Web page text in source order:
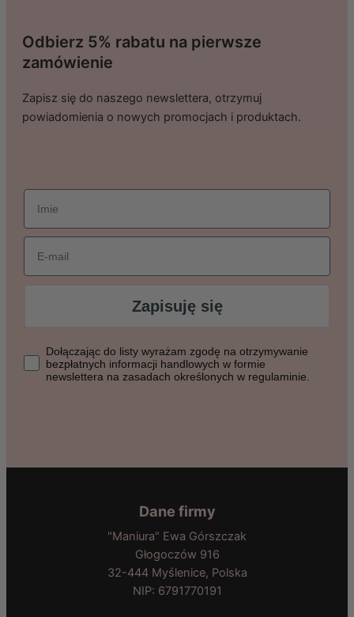
Odbierz 5% rabatu na pierwsze
zamówienie
Zapisz się do naszego newslettera, otrzymuj
powiadomienia o nowych promocjach i produktach.
imie
Email
Zapisuję się
Dołączając do listy wyrażasz zgodę na otrzymywanie
Dołączając do listy wyrażam zgodę na otrzymywanie
bezpłatnych informacji handlowych w formie
newslettera na zasadach określonych w regulaminie.
Dane firmy
"Maniura" Ewa Górszczak
Głogoczów 916
32-444 Myślenice, Polska
NIP: 6791770191